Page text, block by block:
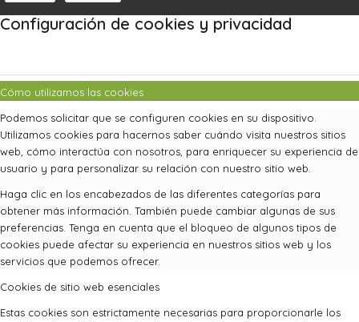
Configuración de cookies y privacidad
Cómo utilizamos las cookies
Podemos solicitar que se configuren cookies en su dispositivo.
Utilizamos cookies para hacernos saber cuándo visita nuestros sitios
web, cómo interactúa con nosotros, para enriquecer su experiencia de
usuario y para personalizar su relación con nuestro sitio web.
Haga clic en los encabezados de las diferentes categorías para
obtener más información. También puede cambiar algunas de sus
preferencias. Tenga en cuenta que el bloqueo de algunos tipos de
cookies puede afectar su experiencia en nuestros sitios web y los
servicios que podemos ofrecer.
Cookies de sitio web esenciales
Estas cookies son estrictamente necesarias para proporcionarle los